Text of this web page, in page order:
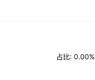
占比: 0.00%